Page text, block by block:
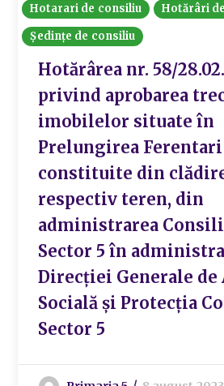
Hotarari de consiliu
Hotărâri
Ședințe de consiliu
Hotărârea nr. 58/
privind aprobarea
imobilelor situate în
Prelungirea Ferentari
constituite din
respectiv teren, din
administrarea
Sector 5 în
Direcției Generale de
Socială și Protecția
Sector 5